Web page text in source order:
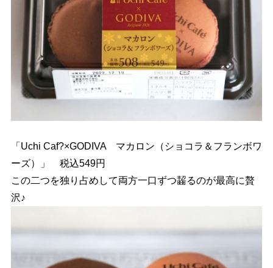
「Uchi Caf?×GODIVA マカロン（ショコラ＆フランボワ
ーズ）」 税込549円
この二つを独り占めして両方一口ずつ齧るのが最高に贅
沢♪